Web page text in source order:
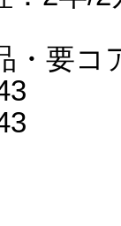
・要コ